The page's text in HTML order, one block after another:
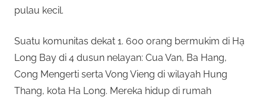
pulau kecil.
Suatu komunitas dekat 1. 600 orang bermukim di Hạ
Long Bay di 4 dusun nelayan: Cua Van, Ba Hang,
Cong Mengerti serta Vong Vieng di wilayah Hung
Thang, kota Ha Long. Mereka hidup di rumah